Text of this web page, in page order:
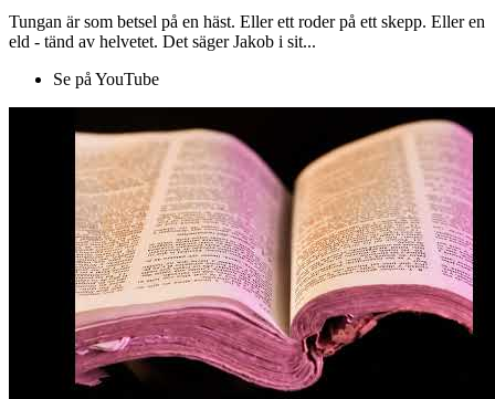
Tungan är som betsel på en häst. Eller ett roder på ett skepp. Eller en
eld - tänd av helvetet. Det säger Jakob i sit...
Se på YouTube